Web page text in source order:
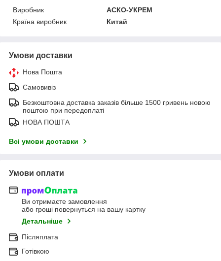
Виробник
АСКО-УКРЕМ
Країна виробник
Китай
Умови доставки
Нова Пошта
Самовивіз
Безкоштовна доставка заказів більше 1500 гривень новою
поштою при передоплаті
НОВА ПОШТА
Всі умови доставки
Умови оплати
Ви отримаєте замовлення
або гроші повернуться на вашу картку
Детальніше
Післяплата
Готівкою